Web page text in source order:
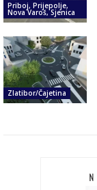
Priboj, Prijepolje,
Nova Varoš, Sjenica
Zlatibor/Čajetina